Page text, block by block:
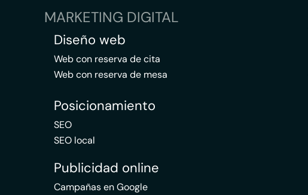
MARKETING DIGITAL
Diseño web
Web con reserva de cita
Web con reserva de mesa
Posicionamiento
SEO
SEO local
Publicidad online
Campañas en Google